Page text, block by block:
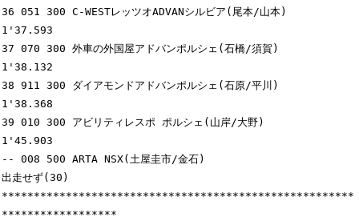
36 051 300 C-WESTレッツオADVANシルビア(尾本/山本)
1'37.593
37 070 300 外車の外国屋アドバンポルシェ(石橋/須賀)
1'38.132
38 911 300 ダイアモンドアドバンポルシェ(石原/平川)
1'38.368
39 010 300 アビリティレスポ ポルシェ(山岸/大野)
1'45.903
-- 008 500 ARTA NSX(土屋圭市/金石)
出走せず(30)
*******************************************************
******************